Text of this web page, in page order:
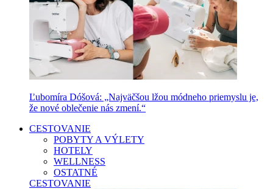
Ľubomíra Dóšová: „Najväčšou lžou módneho priemyslu je,
že nové oblečenie nás zmení.“
CESTOVANIE
POBYTY A VÝLETY
HOTELY
WELLNESS
OSTATNÉ
CESTOVANIE